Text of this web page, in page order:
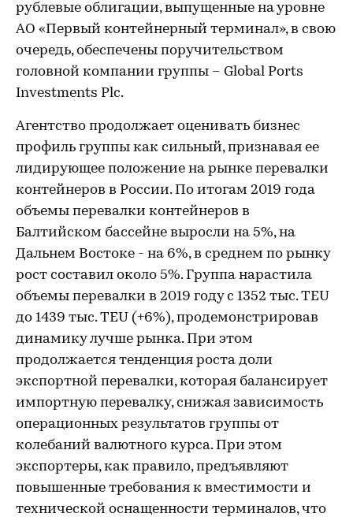
рублевые облигации, выпущенные на уровне
АО «Первый контейнерный терминал», в свою
очередь, обеспечены поручительством
головной компании группы – Global Ports
Investments Plc.
Агентство продолжает оценивать бизнес
профиль группы как сильный, признавая ее
лидирующее положение на рынке перевалки
контейнеров в России. По итогам 2019 года
объемы перевалки контейнеров в
Балтийском бассейне выросли на 5%, на
Дальнем Востоке - на 6%, в среднем по рынку
рост составил около 5%. Группа нарастила
объемы перевалки в 2019 году с 1352 тыс. TEU
до 1439 тыс. TEU (+6%), продемонстрировав
динамику лучше рынка. При этом
продолжается тенденция роста доли
экспортной перевалки, которая балансирует
импортную перевалку, снижая зависимость
операционных результатов группы от
колебаний валютного курса. При этом
экспортеры, как правило, предъявляют
повышенные требования к вместимости и
технической оснащенности терминалов, что